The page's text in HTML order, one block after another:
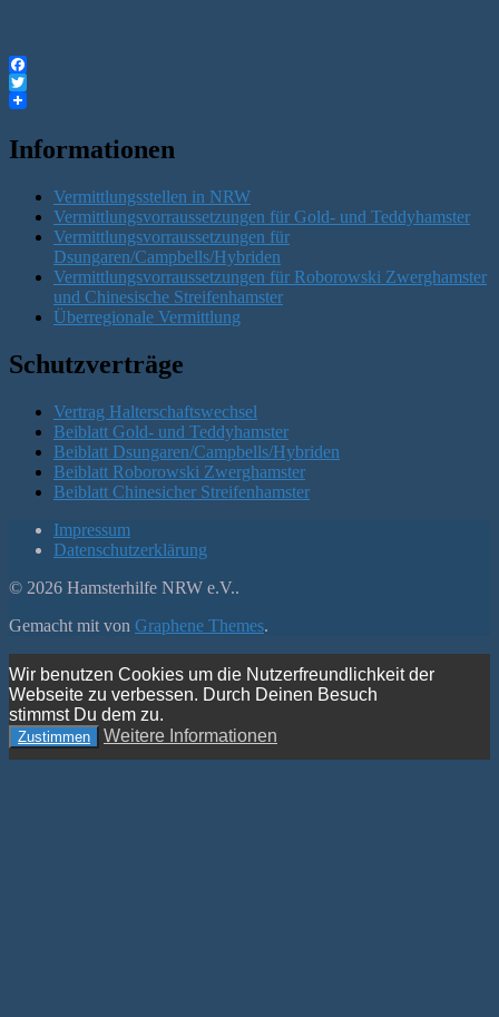
Facebook
Twitter
Informationen
Vermittlungsstellen in NRW
Vermittlungsvorraussetzungen für Gold- und Teddyhamster
Vermittlungsvorraussetzungen für
Dsungaren/Campbells/Hybriden
Vermittlungsvorraussetzungen für Roborowski Zwerghamster
und Chinesische Streifenhamster
Überregionale Vermittlung
Schutzverträge
Vertrag Halterschaftswechsel
Beiblatt Gold- und Teddyhamster
Beiblatt Dsungaren/Campbells/Hybriden
Beiblatt Roborowski Zwerghamster
Beiblatt Chinesicher Streifenhamster
Impressum
Datenschutzerklärung
© 2026 Hamsterhilfe NRW e.V..
Gemacht mit von Graphene Themes.
Wir benutzen Cookies um die Nutzerfreundlichkeit der
Webseite zu verbessen. Durch Deinen Besuch
stimmst Du dem zu.
Zustimmen Weitere Informationen